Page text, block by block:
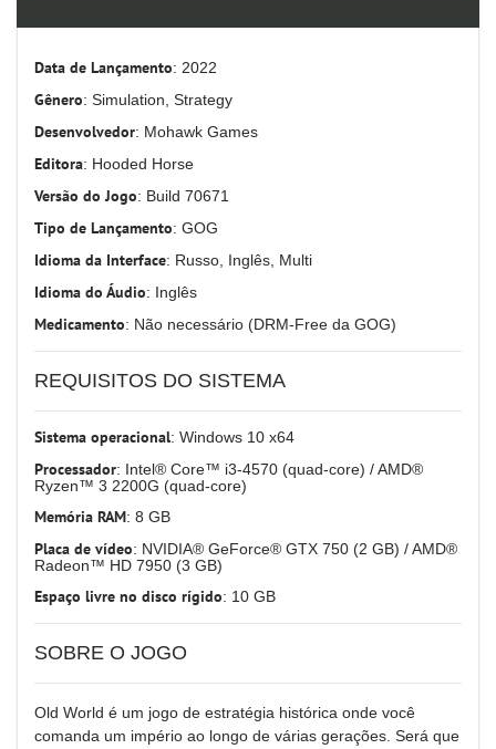
Data de Lançamento: 2022
Gênero: Simulation, Strategy
Desenvolvedor: Mohawk Games
Editora: Hooded Horse
Versão do Jogo: Build 70671
Tipo de Lançamento: GOG
Idioma da Interface: Russo, Inglês, Multi
Idioma do Áudio: Inglês
Medicamento: Não necessário (DRM-Free da GOG)
REQUISITOS DO SISTEMA
Sistema operacional: Windows 10 x64
Processador: Intel® Core™ i3-4570 (quad-core) / AMD®
Ryzen™ 3 2200G (quad-core)
Memória RAM: 8 GB
Placa de vídeo: NVIDIA® GeForce® GTX 750 (2 GB) / AMD®
Radeon™ HD 7950 (3 GB)
Espaço livre no disco rígido: 10 GB
SOBRE O JOGO
Old World é um jogo de estratégia histórica onde você
comanda um império ao longo de várias gerações. Será que